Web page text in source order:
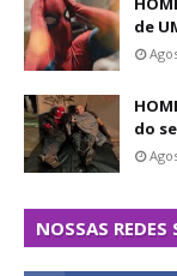
de
do
NOSSAS REDES